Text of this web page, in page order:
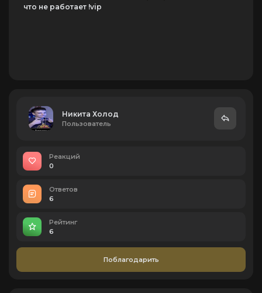
что не работает !vip
Никита Холод
Пользователь
Реакций
0
Ответов
6
Рейтинг
6
Поблагодарить